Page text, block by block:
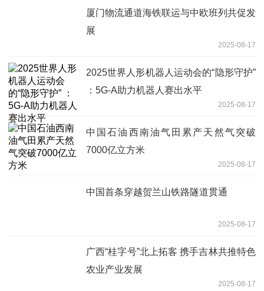
厦门物流通道海铁联运与中欧班列共促发
展
2025-08-17
2025世界人形机器人运动会的“隐形守护”
：5G-A助力机器人赛出水平
2025-08-17
中国石油西南油气田累产天然气突破
7000亿立方米
2025-08-17
中国首条穿越贺兰山铁路隧道贯通
2025-08-17
广西“桂字号”北上拓客 携手吉林共推特色
农业产业发展
2025-08-17